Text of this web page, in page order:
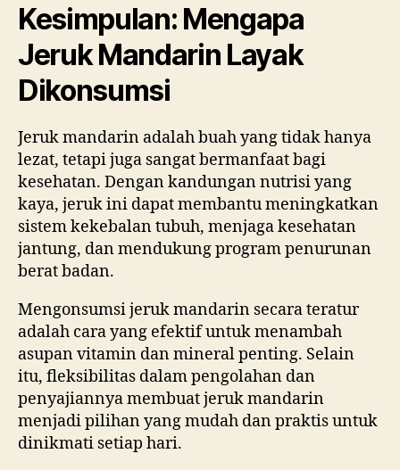
Kesimpulan: Mengapa
Jeruk Mandarin Layak
Dikonsumsi
Jeruk mandarin adalah buah yang tidak hanya
lezat, tetapi juga sangat bermanfaat bagi
kesehatan. Dengan kandungan nutrisi yang
kaya, jeruk ini dapat membantu meningkatkan
sistem kekebalan tubuh, menjaga kesehatan
jantung, dan mendukung program penurunan
berat badan.
Mengonsumsi jeruk mandarin secara teratur
adalah cara yang efektif untuk menambah
asupan vitamin dan mineral penting. Selain
itu, fleksibilitas dalam pengolahan dan
penyajiannya membuat jeruk mandarin
menjadi pilihan yang mudah dan praktis untuk
dinikmati setiap hari.